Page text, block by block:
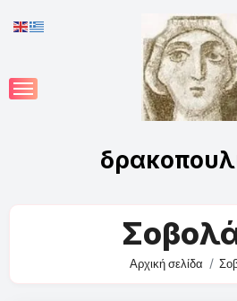
to
Αρχική σελίδα